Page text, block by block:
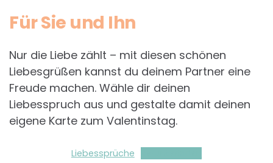
Für Sie und Ihn
Nur die Liebe zählt – mit diesen schönen
Liebesgrüßen kannst du deinem Partner eine
Freude machen. Wähle dir deinen
Liebesspruch aus und gestalte damit deinen
eigene Karte zum Valentinstag.
Liebessprüche